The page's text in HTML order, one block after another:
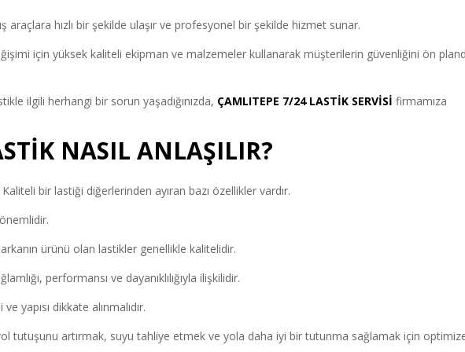
araçlara hızlı bir şekilde ulaşır ve profesyonel bir şekilde hizmet sunar.
için yüksek kaliteli ekipman ve malzemeler kullanarak müşterilerin güvenliğini ön
ilgili herhangi bir sorun yaşadığınızda, ÇAMLITEPE 7/24 LASTİK SERVİSİ firmamıza
NASIL ANLAŞILIR?
Kaliteli bir lastiği diğerlerinden ayıran bazı özellikler vardır.
ürünü olan lastikler genellikle kalitelidir.
performansı ve dayanıklılığıyla ilişkilidir.
yapısı dikkate alınmalıdır.
tutuşunu artırmak, suyu tahliye etmek ve yola daha iyi bir tutunma sağlamak için